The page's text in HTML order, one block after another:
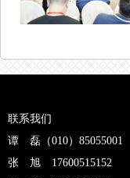
联系我们
谭 磊（010）85055001
张 旭 17600515152